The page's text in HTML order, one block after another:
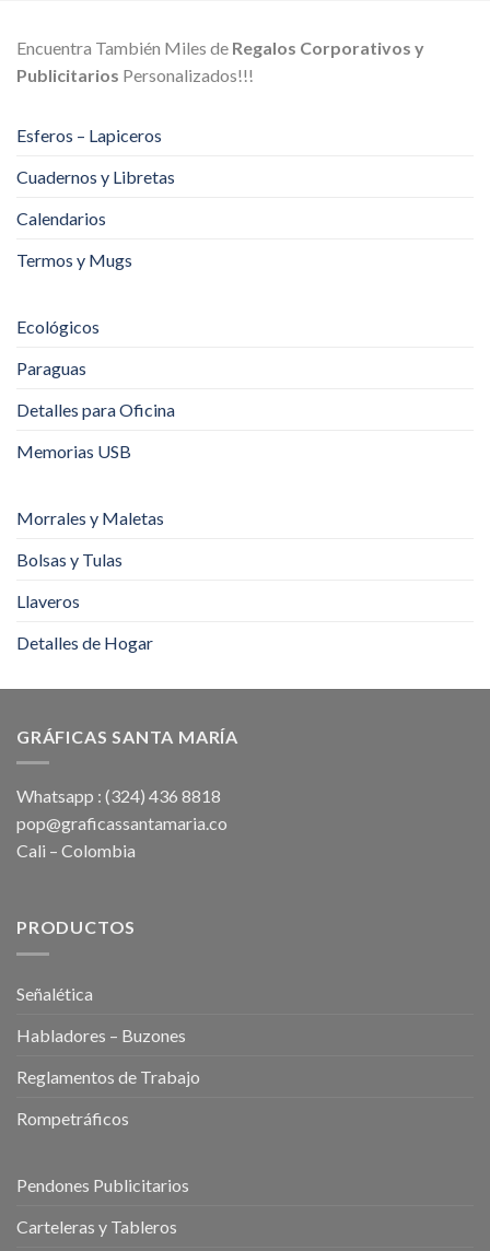
Encuentra También Miles de Regalos Corporativos y
Publicitarios Personalizados!!!
Esferos – Lapiceros
Cuadernos y Libretas
Calendarios
Termos y Mugs
Ecológicos
Paraguas
Detalles para Oficina
Memorias USB
Morrales y Maletas
Bolsas y Tulas
Llaveros
Detalles de Hogar
GRÁFICAS SANTA MARÍA
Whatsapp : (324) 436 8818
pop@graficassantamaria.co
Cali – Colombia
PRODUCTOS
Señalética
Habladores – Buzones
Reglamentos de Trabajo
Rompetráficos
Pendones Publicitarios
Carteleras y Tableros